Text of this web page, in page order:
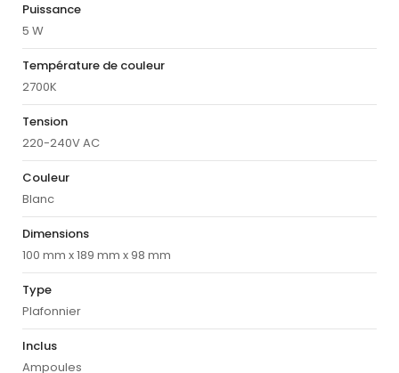
Puissance
5 W
Température de couleur
2700K
Tension
220-240V AC
Couleur
Blanc
Dimensions
100 mm x 189 mm x 98 mm
Type
Plafonnier
Inclus
Ampoules